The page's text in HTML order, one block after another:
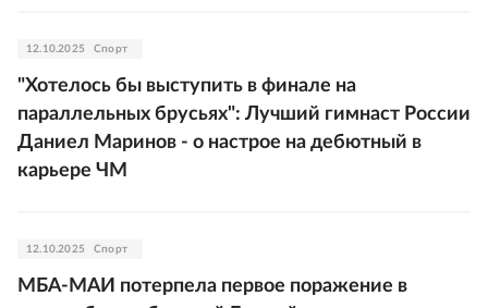
12.10.2025 Спорт
"Хотелось бы выступить в финале на
параллельных брусьях": Лучший гимнаст России
Даниел Маринов - о настрое на дебютный в
карьере ЧМ
12.10.2025 Спорт
МБА-МАИ потерпела первое поражение в